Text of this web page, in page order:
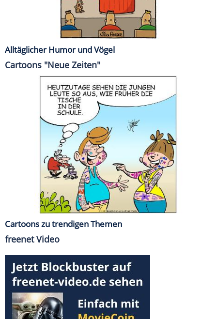
Alltäglicher Humor und Vögel
Cartoons "Neue Zeiten"
Cartoons zu trendigen Themen
freenet Video